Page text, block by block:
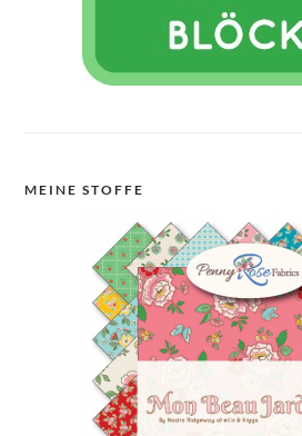
MEINE STOFFE